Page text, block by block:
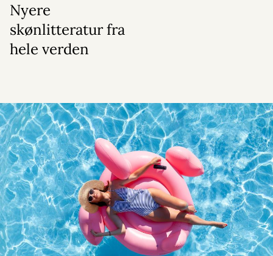
Nyere
skønlitteratur fra
hele verden